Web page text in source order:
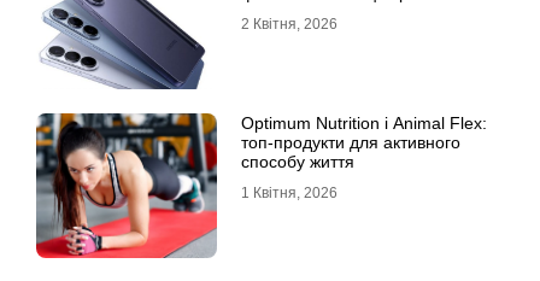
2 Квітня, 2026
Optimum Nutrition і Animal Flex:
топ-продукти для активного
способу життя
1 Квітня, 2026